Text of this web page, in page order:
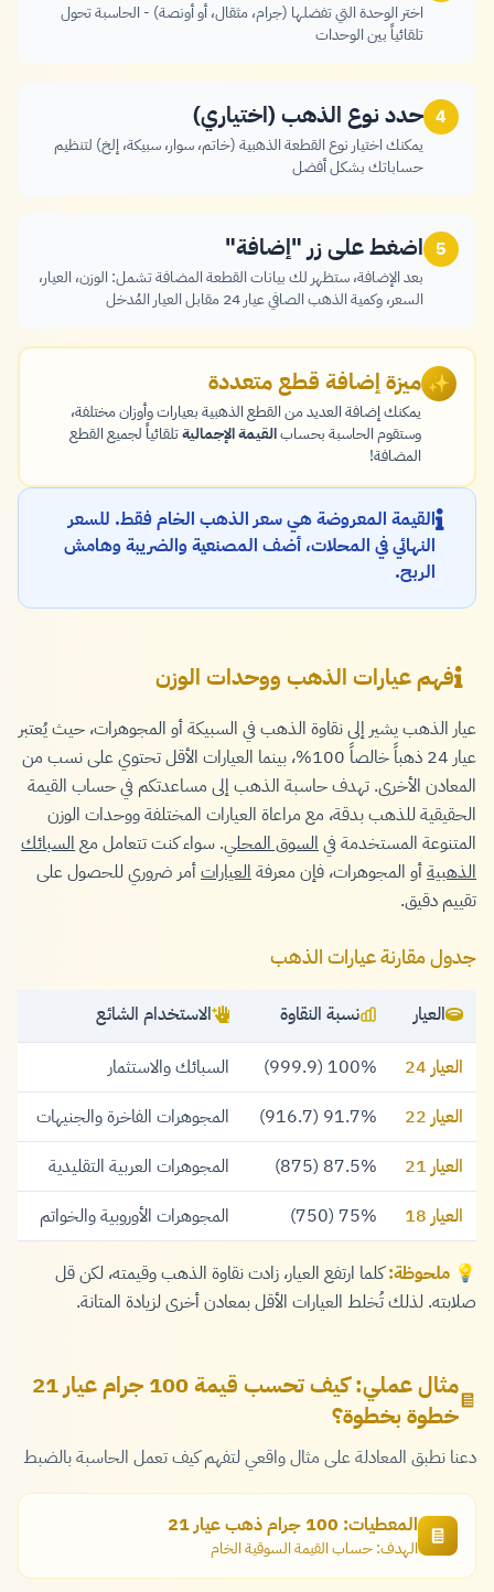
اختر الوحدة التي تفضلها (جرام، مثقال، أو أونصة) - الحاسبة تحول
تلقائياً بين الوحدات
4 حدد نوع الذهب (اختياري)
يمكنك اختيار نوع القطعة الذهبية (خاتم، سوار، سبيكة، إلخ) لتنظيم
حساباتك بشكل أفضل
5 اضغط على زر "إضافة"
بعد الإضافة، ستظهر لك بيانات القطعة المضافة تشمل: الوزن، العيار،
السعر، وكمية الذهب الصافي عيار 24 مقابل العيار المُدخل
✨ ميزة إضافة قطع متعددة
يمكنك إضافة العديد من القطع الذهبية بعيارات وأوزان مختلفة،
وستقوم الحاسبة بحسابالقيمة الإجماليةتلقائياً لجميع القطع
المضافة!
القيمة المعروضة هي سعر الذهب الخام فقط. للسعر
النهائي في المحلات، أضف المصنعية والضريبة وهامش
الربح.
فهم عيارات الذهب ووحدات الوزن
عيار الذهب يشير إلى نقاوة الذهب في السبيكة أو المجوهرات، حيث يُعتبر
عيار 24 ذهباً خالصاً 100%، بينما العيارات الأقل تحتوي على نسب من
المعادن الأخرى. تهدف حاسبة الذهب إلى مساعدتكم في حساب القيمة
الحقيقية للذهب بدقة، مع مراعاة العيارات المختلفة ووحدات الوزن
المتنوعة المستخدمة فيالسوق المحلي. سواء كنت تتعامل معالسبائك
الذهبيةأو المجوهرات، فإن معرفةالعياراتأمر ضروري للحصول على
تقييم دقيق.
جدول مقارنة عيارات الذهب
العيار نسبة النقاوة
الاستخدام الشائع
العيار 24
100% (999.9)
السبائك والاستثمار
العيار 22
91.7% (916.7)
المجوهرات الفاخرة والجنيهات
العيار 21
87.5% (875)
المجوهرات العربية التقليدية
العيار 18
75% (750) المجوهرات الأوروبية والخواتم
💡 ملحوظة:كلما ارتفع العيار، زادت نقاوة الذهب وقيمته، لكن قل
صلابته. لذلك تُخلط العيارات الأقل بمعادن أخرى لزيادة المتانة.
مثال عملي: كيف تحسب قيمة 100 جرام عيار 21
خطوة بخطوة؟
دعنا نطبق المعادلة على مثال واقعي لتفهم كيف تعمل الحاسبة بالضبط
المعطيات: 100 جرام ذهب عيار 21
الهدف: حساب القيمة السوقية الخام